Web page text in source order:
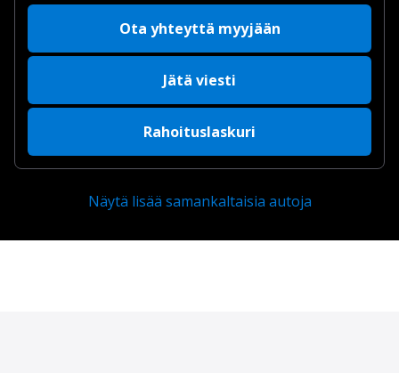
Ota yhteyttä myyjään
Jätä viesti
Rahoituslaskuri
Näytä lisää samankaltaisia autoja